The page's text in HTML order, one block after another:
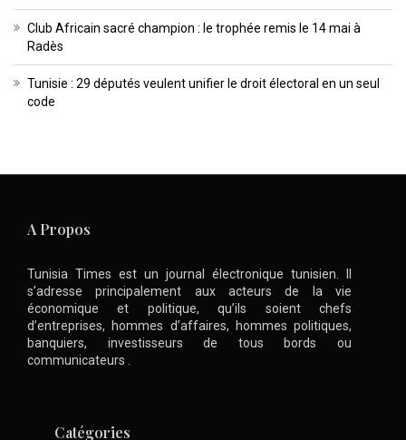
Club Africain sacré champion : le trophée remis le 14 mai à
Radès
Tunisie : 29 députés veulent unifier le droit électoral en un seul
code
A Propos
Tunisia Times est un journal électronique tunisien. Il
s’adresse principalement aux acteurs de la vie
économique et politique, qu’ils soient chefs
d’entreprises, hommes d’affaires, hommes politiques,
banquiers, investisseurs de tous bords ou
communicateurs .
Catégories